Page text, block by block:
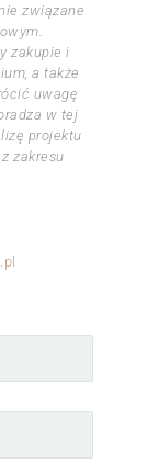
związane
zakupie i
a także
uwagę
w tej
projektu
zakresu